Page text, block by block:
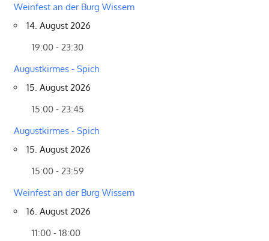
Weinfest an der Burg Wissem
14. August 2026
19:00 - 23:30
Augustkirmes - Spich
15. August 2026
15:00 - 23:45
Augustkirmes - Spich
15. August 2026
15:00 - 23:59
Weinfest an der Burg Wissem
16. August 2026
11:00 - 18:00